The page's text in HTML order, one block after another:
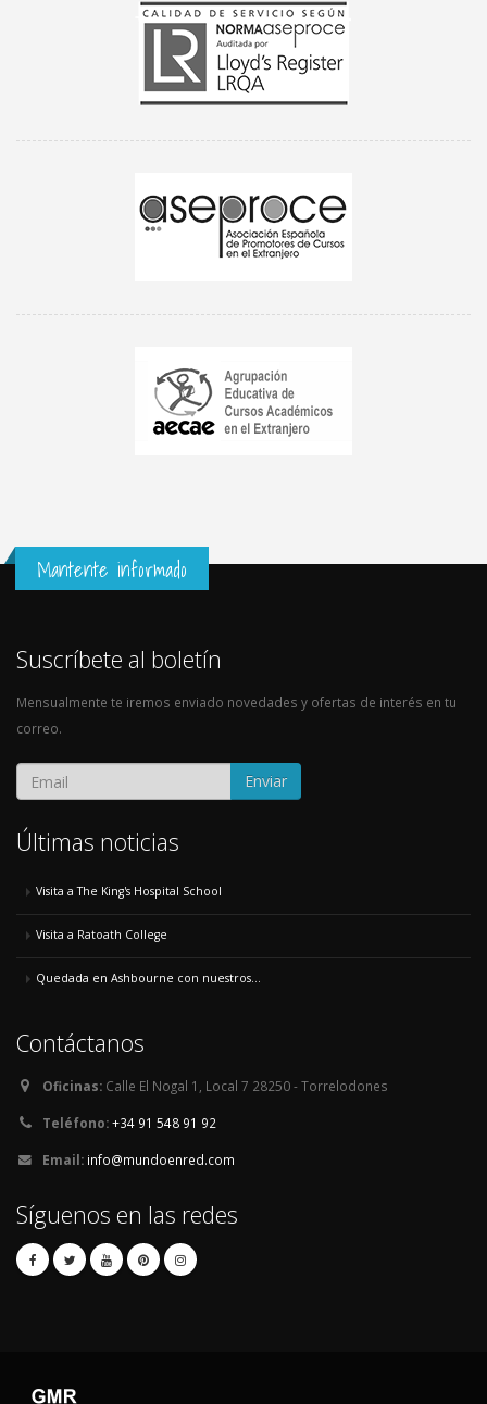
Mantente informado
Suscríbete al boletín
Mensualmente te iremos enviado novedades y ofertas de interés en tu
correo.
Enviar
Últimas noticias
Visita a The King's Hospital School
Visita a Ratoath College
Quedada en Ashbourne con nuestros...
Contáctanos
Oficinas: Calle El Nogal 1, Local 7 28250 - Torrelodones
Teléfono:+34 91 548 91 92
Email: info@mundoenred.com
Síguenos en las redes